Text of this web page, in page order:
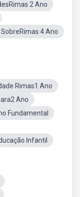
2 Ano
4 Ano
Rimas1 Ano
Ano
Fundamental
Infantil